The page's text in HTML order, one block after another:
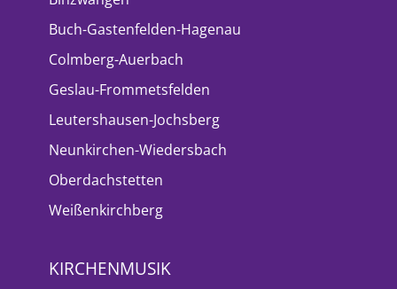
Buch-Gastenfelden-Hagenau
Colmberg-Auerbach
Geslau-Frommetsfelden
Leutershausen-Jochsberg
Neunkirchen-Wiedersbach
Oberdachstetten
Weißenkirchberg
KIRCHENMUSIK